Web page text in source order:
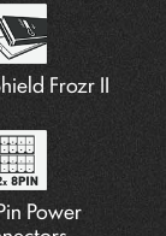
Frozr II
Power
Support
Support